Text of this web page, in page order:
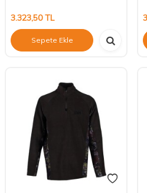
3.323,50TL
Sepete Ekle